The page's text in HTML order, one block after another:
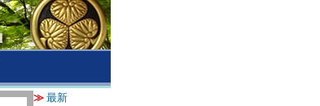
≫ 最新